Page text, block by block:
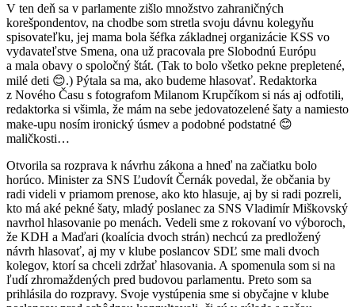
V ten deň sa v parlamente zišlo množstvo zahraničných
korešpondentov, na chodbe som stretla svoju dávnu kolegyňu
spisovateľku, jej mama bola šéfka základnej organizácie KSS vo
vydavateľstve Smena, ona už pracovala pre Slobodnú Európu
a mala obavy o spoločný štát. (Tak to bolo všetko pekne prepletené,
milé deti 😊.) Pýtala sa ma, ako budeme hlasovať. Redaktorka
z Nového Času s fotografom Milanom Krupčíkom si nás aj odfotili,
redaktorka si všimla, že mám na sebe jedovatozelené šaty a namiesto
make-upu nosím ironický úsmev a podobné podstatné 😊
maličkosti…
Otvorila sa rozprava k návrhu zákona a hneď na začiatku bolo
horúco. Minister za SNS Ľudovít Černák povedal, že občania by
radi videli v priamom prenose, ako kto hlasuje, aj by si radi pozreli,
kto má aké pekné šaty, mladý poslanec za SNS Vladimír Miškovský
navrhol hlasovanie po menách. Vedeli sme z rokovaní vo výboroch,
že KDH a Maďari (koalícia dvoch strán) nechcú za predložený
návrh hlasovať, aj my v klube poslancov SDĽ sme mali dvoch
kolegov, ktorí sa chceli zdržať hlasovania. A spomenula som si na
ľudí zhromaždených pred budovou parlamentu. Preto som sa
prihlásila do rozpravy. Svoje vystúpenia sme si obyčajne v klube